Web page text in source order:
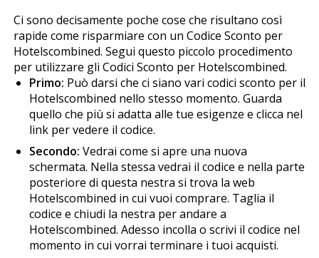
Ci sono decisamente poche cose che risultano così
rapide come risparmiare con un Codice Sconto per
Hotelscombined. Segui questo piccolo procedimento
per utilizzare gli Codici Sconto per Hotelscombined.
Primo: Può darsi che ci siano vari codici sconto per il
Hotelscombined nello stesso momento. Guarda
quello che più si adatta alle tue esigenze e clicca nel
link per vedere il codice.
Secondo: Vedrai come si apre una nuova
schermata. Nella stessa vedrai il codice e nella parte
posteriore di questa finestra si trova la web
Hotelscombined in cui vuoi comprare. Taglia il
codice e chiudi la finestra per andare a
Hotelscombined. Adesso incolla o scrivi il codice nel
momento in cui vorrai terminare i tuoi acquisti.